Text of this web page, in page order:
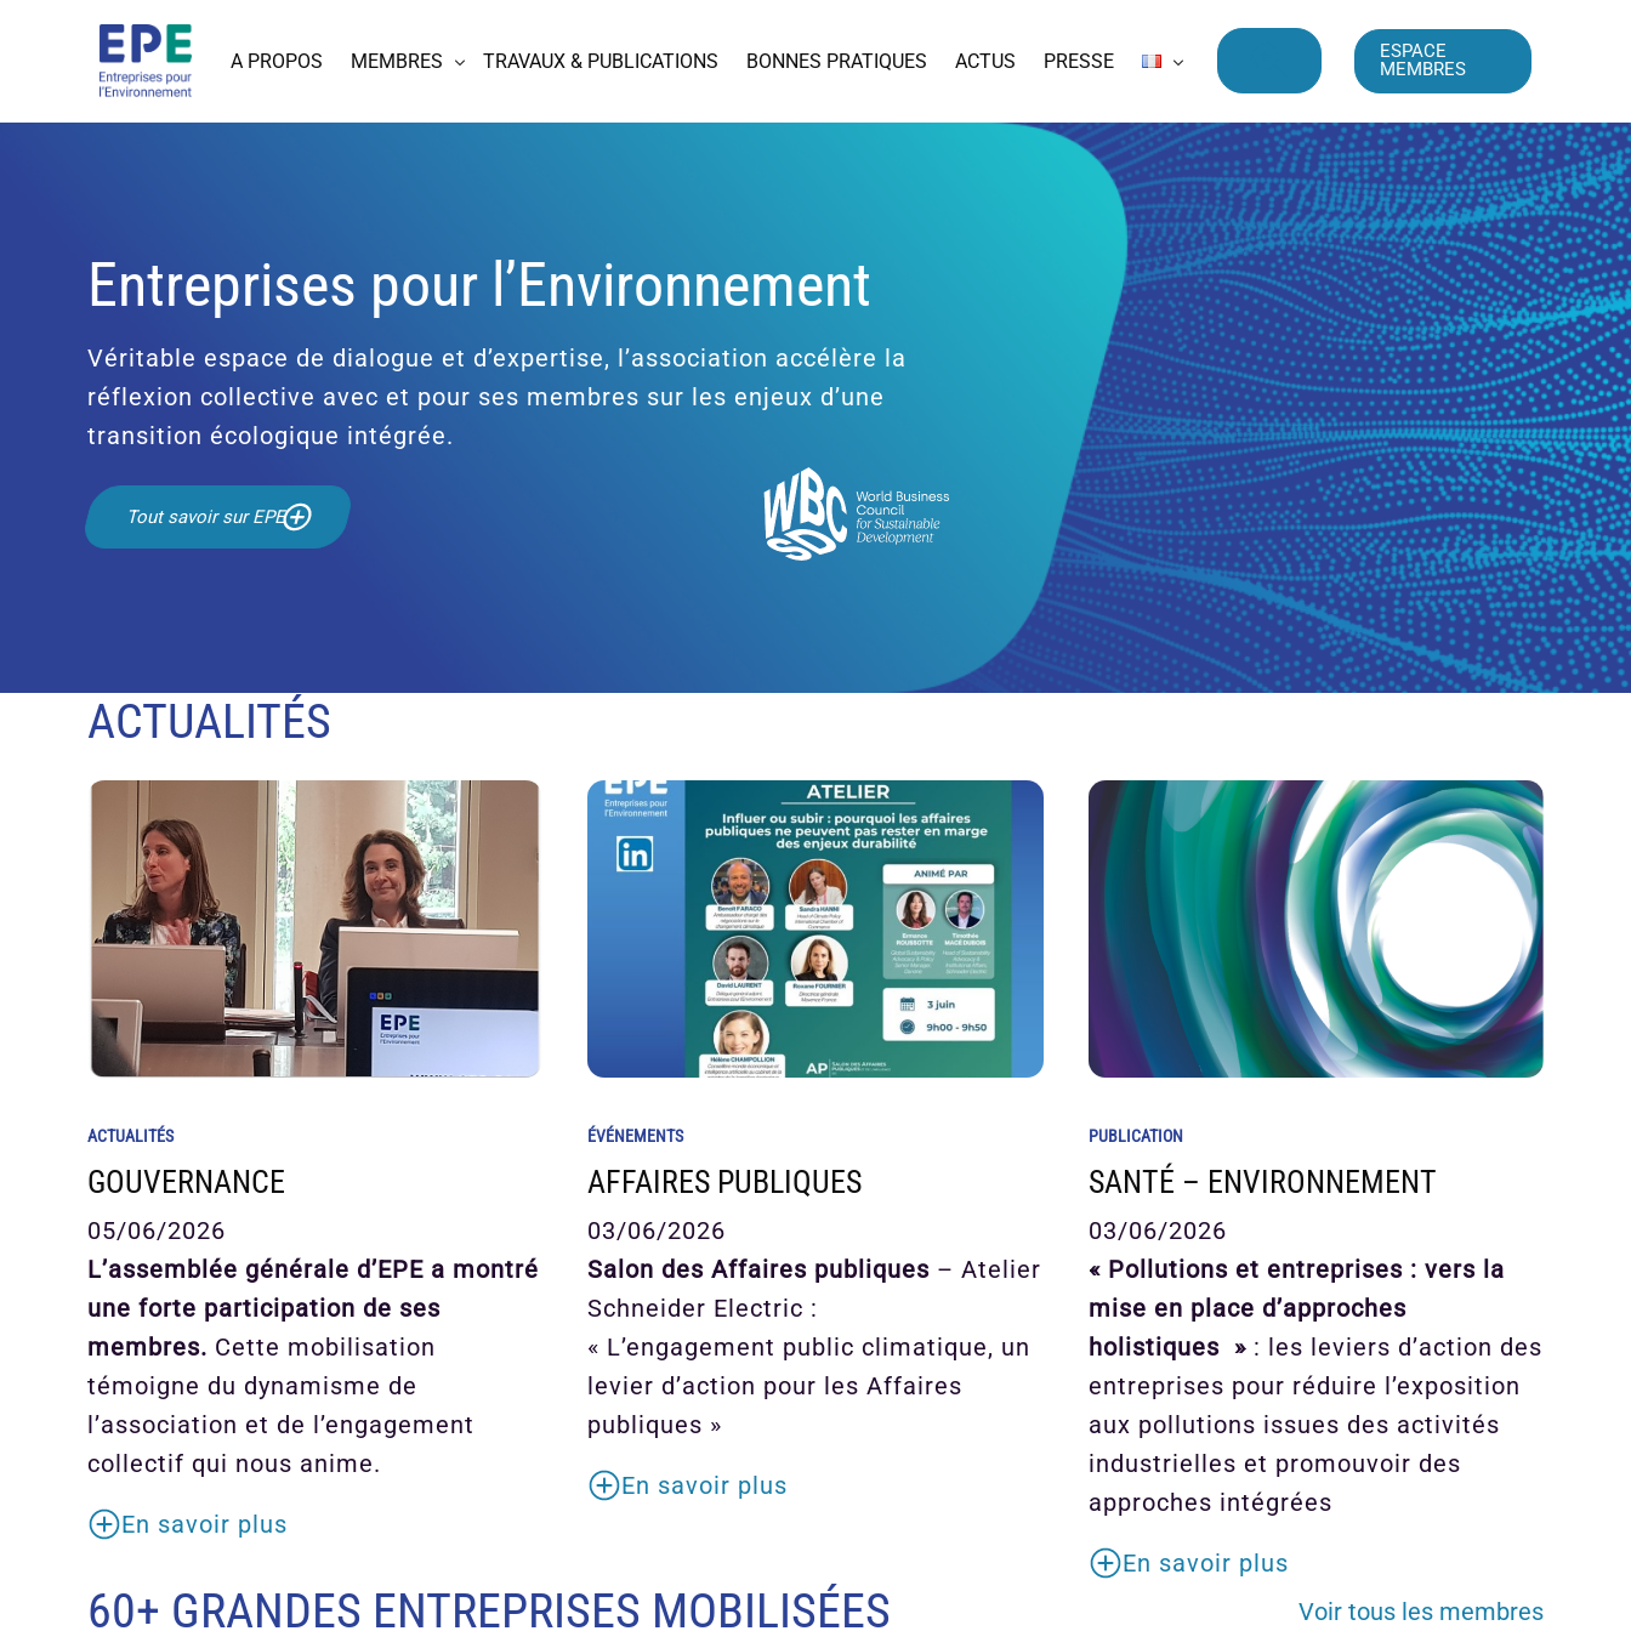
A PROPOS MEMBRES TRAVAUX & PUBLICATIONS BONNES PRATIQUES ACTUS PRESSE
ESPACE
MEMBRES
Entreprises pour l’Environnement
Véritable espace de dialogue et d’expertise, l’association accélère la
réflexion collective avec et pour ses membres sur les enjeux d’une
transition écologique intégrée.
Tout savoir sur EPE
ACTUALITÉS
ACTUALITÉS
GOUVERNANCE
05/06/2026
L’assemblée générale d’EPE a montré
une forte participation de ses
membres. Cette mobilisation
témoigne du dynamisme de
l’association et de l’engagement
collectif qui nous anime.
En savoir plus
ÉVÉNEMENTS
AFFAIRES PUBLIQUES
03/06/2026
Salon des Affaires publiques – Atelier
Schneider Electric :
« L’engagement public climatique, un
levier d’action pour les Affaires
publiques »
En savoir plus
PUBLICATION
SANTÉ – ENVIRONNEMENT
03/06/2026
« Pollutions et entreprises : vers la
mise en place d’approches
holistiques »: les leviers d’action des
entreprises pour réduire l’exposition
aux pollutions issues des activités
industrielles et promouvoir des
approches intégrées
En savoir plus
60+ GRANDES ENTREPRISES MOBILISÉES Voir tous les membres